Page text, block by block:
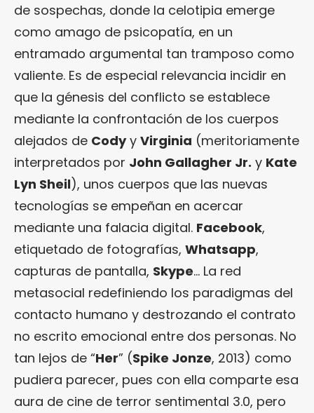
de sospechas, donde la celotipia emerge
como amago de psicopatía, en un
entramado argumental tan tramposo como
valiente. Es de especial relevancia incidir en
que la génesis del conflicto se establece
mediante la confrontación de los cuerpos
alejados de Codyy Virginia (meritoriamente
interpretados por John Gallagher Jr. y Kate
Lyn Sheil), unos cuerpos que las nuevas
tecnologías se empeñan en acercar
mediante una falacia digital. Facebook,
etiquetado de fotografías, Whatsapp,
capturas de pantalla, Skype… La red
metasocial redefiniendo los paradigmas del
contacto humano y destrozando el contrato
no escrito emocional entre dos personas. No
tan lejos de “Her” (Spike Jonze, 2013) como
pudiera parecer, pues con ella comparte esa
aura de cine de terror sentimental 3.0, pero